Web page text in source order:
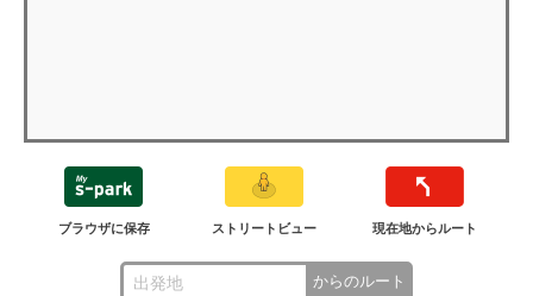
ブラウザに保存 ストリートビュー 現在地からルート
からのルート